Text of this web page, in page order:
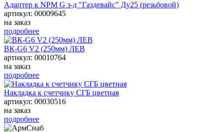
Адаптер к NPM G з-д "Газдевайс" Ду25 (резьбовой)
артикул: 00009645
на заказ
подробнее
ВК-G6 V2 (250мм) ЛЕВ
артикул: 00010764
на заказ
подробнее
Накладка к счетчику СГБ цветная
артикул: 00030516
на заказ
подробнее